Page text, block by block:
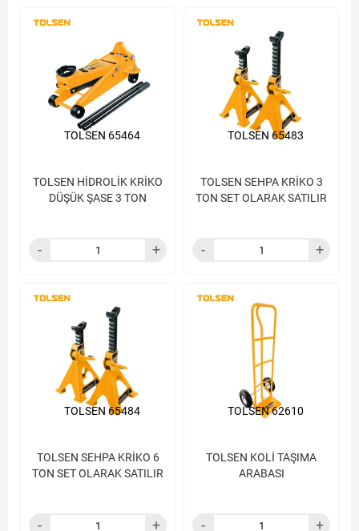
TOLSEN HİDROLİK KRİKO
DÜŞÜK ŞASE 3 TON
TOLSEN 65464
TOLSEN SEHPA KRİKO 3
TON SET OLARAK SATILIR
TOLSEN 65483
TOLSEN SEHPA KRİKO 6
TON SET OLARAK SATILIR
TOLSEN 65484
TOLSEN KOLİ TAŞIMA
ARABASI
TOLSEN 62610